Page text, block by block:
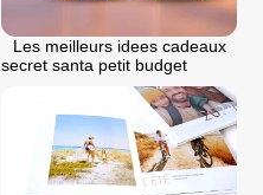
Les meilleurs idees cadeaux
secret santa petit budget